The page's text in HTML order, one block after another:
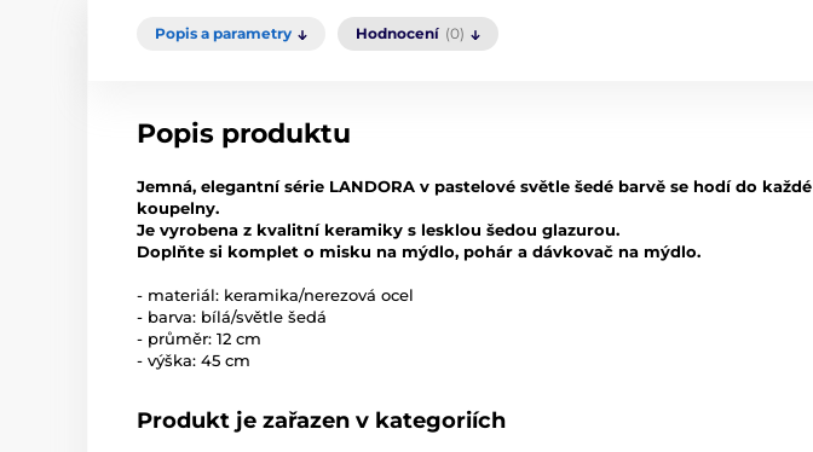
Popis a parametry Hodnocení (0)
Popis produktu
Jemná, elegantní série LANDORA v pastelové světle šedé barvě se hodí do každé
koupelny.
Je vyrobena z kvalitní keramiky s lesklou šedou glazurou.
Doplňte si komplet o misku na mýdlo, pohár a dávkovač na mýdlo.
- materiál: keramika/nerezová ocel
- barva: bílá/světle šedá
- průměr: 12 cm
- výška: 45 cm
Produkt je zařazen v kategoriích